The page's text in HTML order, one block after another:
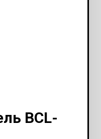
BCL-